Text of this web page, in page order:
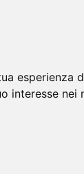
esperienza
interesse